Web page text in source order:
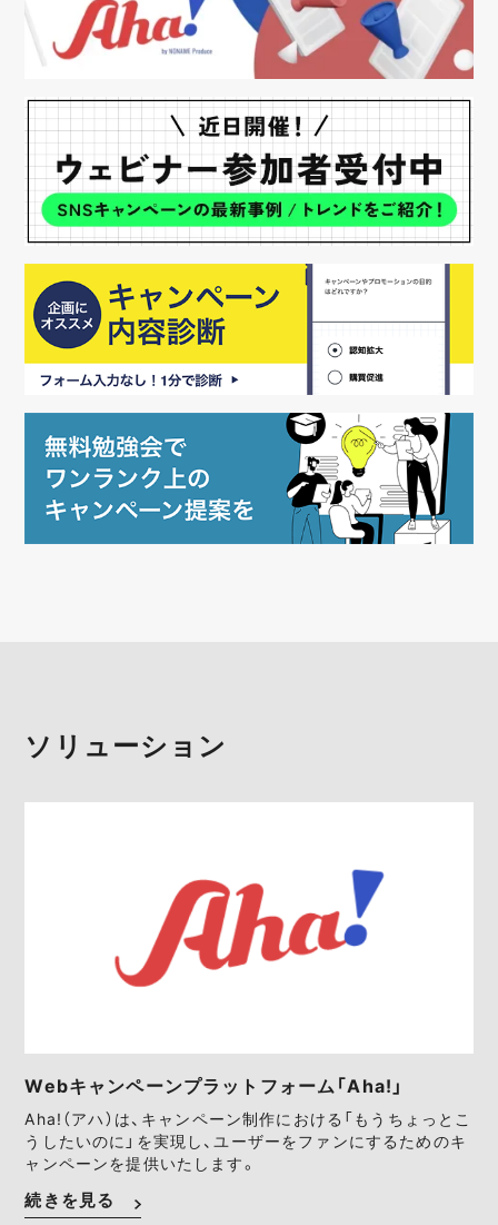
ソリューション
Webキャンペーンプラットフォーム「Aha!」
Aha!（アハ）は、キャンペーン制作における「もうちょっとこ
うしたいのに」を実現し、ユーザーをファンにするためのキ
ャンペーンを提供いたします。
続きを見る